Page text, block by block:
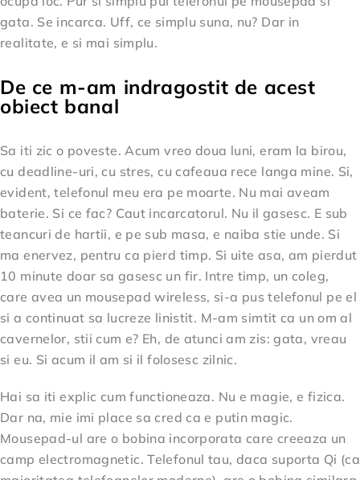
gata. Se incarca. Uff, ce simplu suna, nu? Dar in
realitate, e si mai simplu.
De ce m-am indragostit de acest
obiect banal
Sa iti zic o poveste. Acum vreo doua luni, eram la birou,
cu deadline-uri, cu stres, cu cafeaua rece langa mine. Si,
evident, telefonul meu era pe moarte. Nu mai aveam
baterie. Si ce fac? Caut incarcatorul. Nu il gasesc. E sub
teancuri de hartii, e pe sub masa, e naiba stie unde. Si
ma enervez, pentru ca pierd timp. Si uite asa, am pierdut
10 minute doar sa gasesc un fir. Intre timp, un coleg,
care avea un mousepad wireless, si-a pus telefonul pe el
si a continuat sa lucreze linistit. M-am simtit ca un om al
cavernelor, stii cum e? Eh, de atunci am zis: gata, vreau
si eu. Si acum il am si il folosesc zilnic.
Hai sa iti explic cum functioneaza. Nu e magie, e fizica.
Dar na, mie imi place sa cred ca e putin magic.
Mousepad-ul are o bobina incorporata care creeaza un
camp electromagnetic. Telefonul tau, daca suporta Qi (ca